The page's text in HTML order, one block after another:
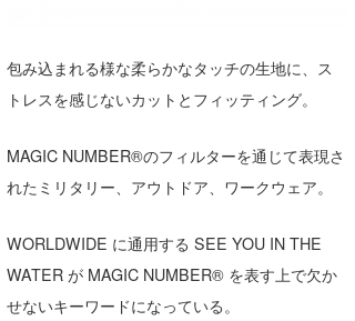
包み込まれる様な柔らかなタッチの生地に、ス
トレスを感じないカットとフィッティング。
MAGIC NUMBER®のフィルターを通じて表現さ
れたミリタリー、アウトドア、ワークウェア。
WORLDWIDE に通用する SEE YOU IN THE
WATER が MAGIC NUMBER® を表す上で欠か
せないキーワードになっている。